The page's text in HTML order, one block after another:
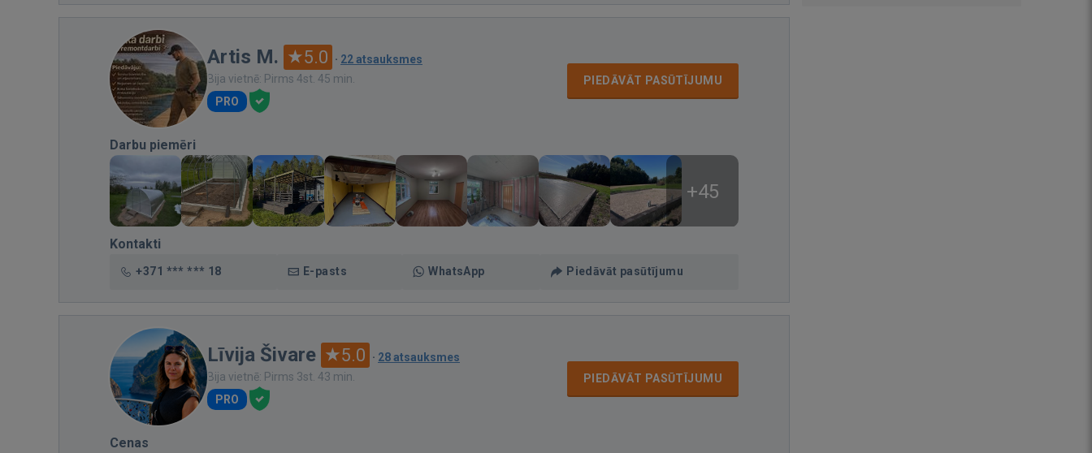
Artis M. 5.0 · 22 atsauksmes
Bija vietnē: Pirms 4st. 45 min.
PRO
PIEDĀVĀT PASŪTĪJUMU
Darbu piemēri
+45
Kontakti
+371 *** *** 18 E-pasts WhatsApp Piedāvāt pasūtījumu
Līvija Šivare 5.0 · 28 atsauksmes
Bija vietnē: Pirms 3st. 43 min.
PRO
PIEDĀVĀT PASŪTĪJUMU
Cenas